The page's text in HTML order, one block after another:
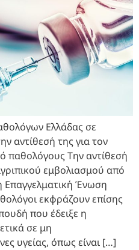
Ελλάδας σε
αντίθεσή της για τον
παθολόγους Την αντίθεσή
εμβολιασμού από
Επαγγελματική Ένωση
εκφράζουν επίσης
που έδειξε η
σε μη
υγείας, όπως είναι […]